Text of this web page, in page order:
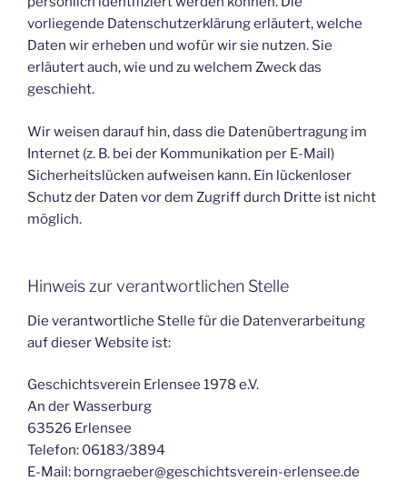
vorliegende Datenschutzerklärung erläutert, welche
Daten wir erheben und wofür wir sie nutzen. Sie
erläutert auch, wie und zu welchem Zweck das
geschieht.
Wir weisen darauf hin, dass die Datenübertragung im
Internet (z. B. bei der Kommunikation per E-Mail)
Sicherheitslücken aufweisen kann. Ein lückenloser
Schutz der Daten vor dem Zugriff durch Dritte ist nicht
möglich.
Hinweis zur verantwortlichen Stelle
Die verantwortliche Stelle für die Datenverarbeitung
auf dieser Website ist:
Geschichtsverein Erlensee 1978 e.V.
An der Wasserburg
63526 Erlensee
Telefon: 06183/3894
E-Mail: borngraeber@geschichtsverein-erlensee.de